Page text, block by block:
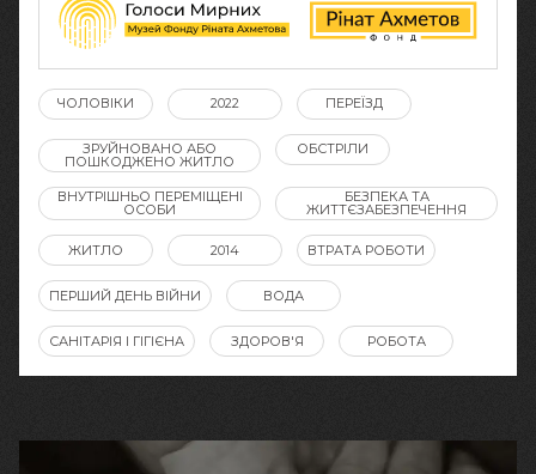
ЧОЛОВІКИ 2022 ПЕРЕЇЗД
ЗРУЙНОВАНО АБО
ПОШКОДЖЕНО ЖИТЛО
ОБСТРІЛИ
ВНУТРІШНЬО ПЕРЕМІЩЕНІ
ОСОБИ
БЕЗПЕКА ТА
ЖИТТЄЗАБЕЗПЕЧЕННЯ
ЖИТЛО 2014 ВТРАТА РОБОТИ
ПЕРШИЙ ДЕНЬ ВІЙНИ ВОДА
САНІТАРІЯ І ГІГІЄНА ЗДОРОВ'Я РОБОТА